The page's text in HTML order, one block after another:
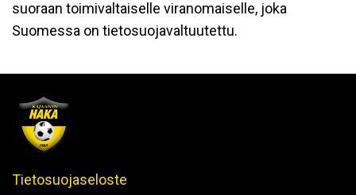
suoraan toimivaltaiselle viranomaiselle, joka
Suomessa on tietosuojavaltuutettu.
Tietosuojaseloste